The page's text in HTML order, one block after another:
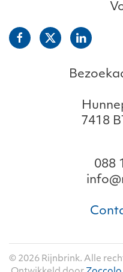
7418
088
© 2026 Rijnbrink. Alle